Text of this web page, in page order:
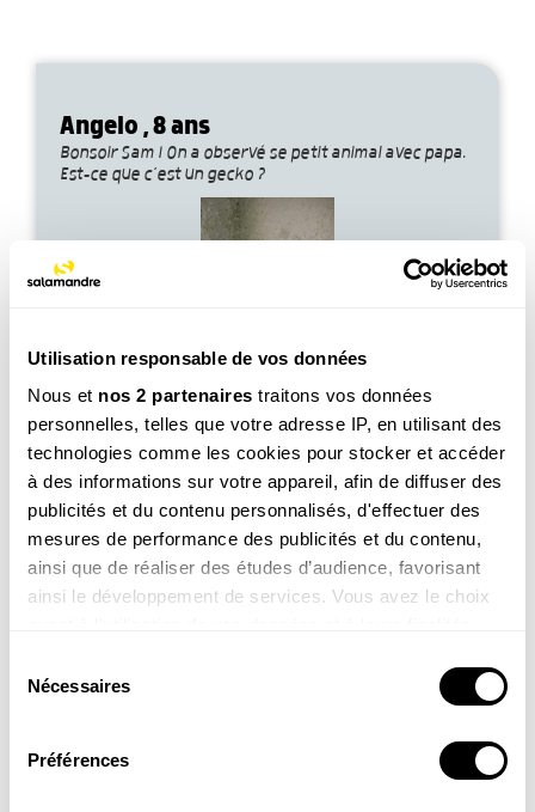
Utilisation responsable de vos données
Nous et nos 2 partenaires traitons vos données
personnelles, telles que votre adresse IP, en utilisant des
technologies comme les cookies pour stocker et accéder
à des informations sur votre appareil, afin de diffuser des
publicités et du contenu personnalisés, d'effectuer des
mesures de performance des publicités et du contenu,
ainsi que de réaliser des études d’audience, favorisant
ainsi le développement de services. Vous avez le choix
tout moment en consultant la Déclaration relative aux
cookies ou en cliquant sur l'icône de confidentialité.
Si vous le permettez, nous aimerions également :
Nécessaires
Préférences
Angelo , 8 ans
Bonsoir Sam ! On a observé se petit animal avec papa.
Est-ce que c’est un gecko ?
Voir la réponse
tortue que j’ai dessinée (c’est une amie qui la coloriée)